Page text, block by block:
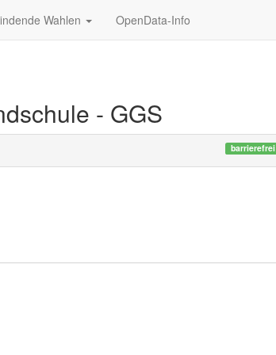
Wahlen OpenData-Info
- GGS
barrierefrei